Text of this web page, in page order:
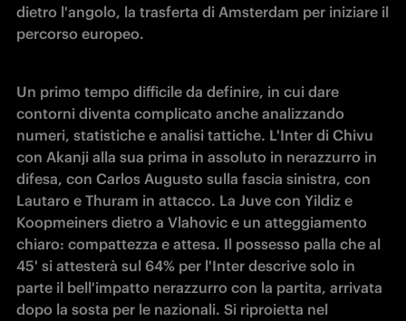
dietro l'angolo, la trasferta di Amsterdam per iniziare il
percorso europeo.
Un primo tempo difficile da definire, in cui dare
contorni diventa complicato anche analizzando
numeri, statistiche e analisi tattiche. L'Inter di Chivu
con Akanji alla sua prima in assoluto in nerazzurro in
difesa, con Carlos Augusto sulla fascia sinistra, con
Lautaro e Thuram in attacco. La Juve con Yildiz e
Koopmeiners dietro a Vlahovic e un atteggiamento
chiaro: compattezza e attesa. Il possesso palla che al
45' si attesterà sul 64% per l'Inter descrive solo in
parte il bell'impatto nerazzurro con la partita, arrivata
dopo la sosta per le nazionali. Si riproietta nel